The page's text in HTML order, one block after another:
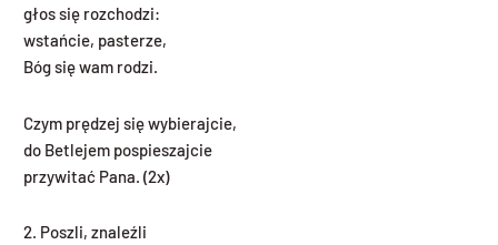
głos się rozchodzi:
wstańcie, pasterze,
Bóg się wam rodzi.
Czym prędzej się wybierajcie,
do Betlejem pospieszajcie
przywitać Pana. (2x)
2. Poszli, znaleźli